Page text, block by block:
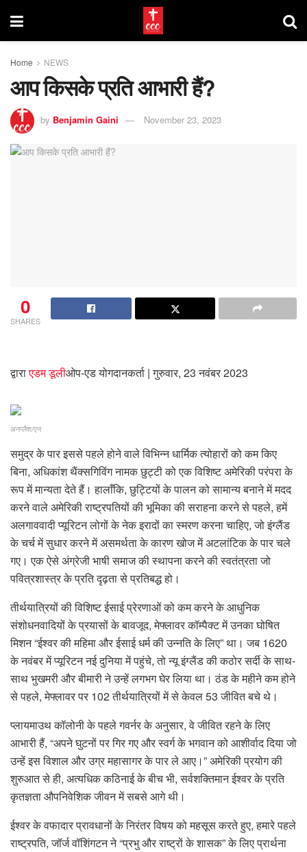
Home NEWS
आप किसके प्रति आभारी हैं?
by Benjamin Gaini November 23, 2023
0
SHARES
द्वाराएडम डूलीओप-एड योगदानकर्ता | गुरुवार, 23 नवंबर 2023
अनप्लैश/एन
समुद्र के पार इससे पहले होने वाले विभिन्न धार्मिक त्योहारों को कम किए
बिना, अधिकांश थैंक्सगिविंग नामक छुट्टी को एक विशिष्ट अमेरिकी परंपरा के
रूप में मान्यता देते हैं। हालाँकि, छुट्टियों के पालन को सामान्य बनाने में मदद
करने वाले अमेरिकी राष्ट्रपतियों की भूमिका की सराहना करने से पहले, हमें
अलगाववादी प्यूरिटन लोगों के नेक इरादों का स्मरण करना चाहिए, जो इंग्लैंड
के चर्च में सुधार करने में असमर्थता के कारण खोज में अटलांटिक के पार चले
गए। एक ऐसे अंग्रेजी भाषी समाज की स्थापना करने की स्वतंत्रता जो
पवित्रशास्त्र के प्रति दृढ़ता से प्रतिबद्ध हो।
तीर्थयात्रियों की विशिष्ट ईसाई प्रेरणाओं को कम करने के आधुनिक
संशोधनवादियों के प्रयासों के बावजूद, मेफ्लावर कॉम्पैक्ट में उनका घोषित
मिशन “ईश्वर की महिमा और ईसाई धर्म की उन्नति के लिए” था। जब 1620
के नवंबर में प्यूरिटन नई दुनिया में पहुंचे, तो न्यू इंग्लैंड की कठोर सर्दी के साथ-
साथ भुखमरी और बीमारी ने उन्हें लगभग घेर लिया था। ठंड के महीने कम होने
से पहले, मेफ्लावर पर 102 तीर्थयात्रियों में से केवल 53 जीवित बचे थे।
प्लायमाउथ कॉलोनी के पहले गवर्नर के अनुसार, वे जीवित रहने के लिए
आभारी हैं, “अपने घुटनों पर गिर गए और स्वर्ग के भगवान को आशीर्वाद दिया जो
उन्हें इस विशाल और उग्र महासागर के पार ले आए।” अमेरिकी प्रयोग की
शुरुआत से ही, अत्यधिक कठिनाई के बीच भी, सर्वशक्तिमान ईश्वर के प्रति
कृतज्ञता औपनिवेशिक जीवन में सबसे आगे थी।
ईश्वर के वफादार प्रावधानों के निरंतर विषय को महसूस करते हुए, हमारे पहले
राष्ट्रपति, जॉर्ज वॉशिंगटन ने “प्रभु और राष्ट्रों के शासक” के लिए प्रार्थना